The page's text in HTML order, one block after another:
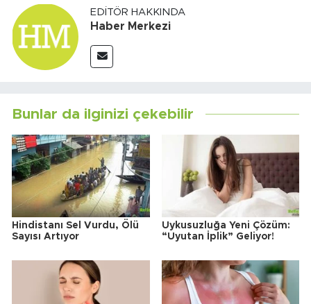
EDITÖR HAKKINDA
Haber Merkezi
Bunlar da ilginizi çekebilir
Hindistanı Sel Vurdu, Ölü
Sayısı Artıyor
Uykusuzluğa Yeni Çözüm:
“Uyutan İplik” Geliyor!